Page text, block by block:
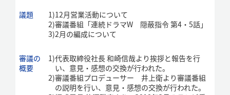
議題 1)12月営業活動について
2)審議番組「連続ドラマW 隠蔽指令 第4・5話」
3)2月の編成について
審議の
概要
1)代表取締役社長 和崎信哉より挨拶と報告を行
い、意見・感想の交換が行われた。
2)審議番組プロデューサー 井上衛より審議番組
の説明を行い、意見・感想の交換が行われた。